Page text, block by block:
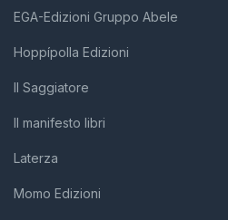
EGA-Edizioni Gruppo Abele
Hoppípolla Edizioni
Il Saggiatore
Il manifesto libri
Laterza
Momo Edizioni